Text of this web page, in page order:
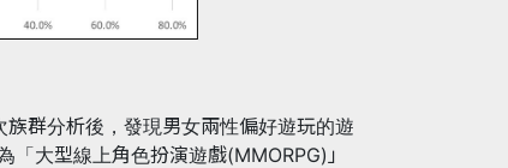
群分析後，發現男女兩性偏好遊玩的遊
大型線上角色扮演遊戲(MMORPG)」